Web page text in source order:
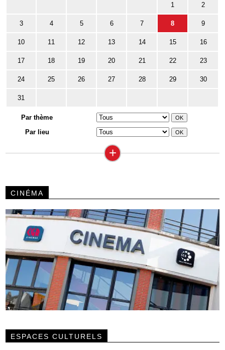
1 2
3 4 5 6 7 8 9
10 11 12 13 14 15 16
17 18 19 20 21 22 23
24 25 26 27 28 29 30
31
Par thème
Par lieu
+
CINÉMA
ESPACES CULTURELS